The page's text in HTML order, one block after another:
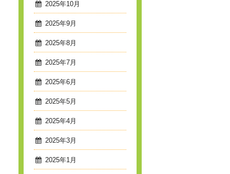
2025年10月
2025年9月
2025年8月
2025年7月
2025年6月
2025年5月
2025年4月
2025年3月
2025年1月